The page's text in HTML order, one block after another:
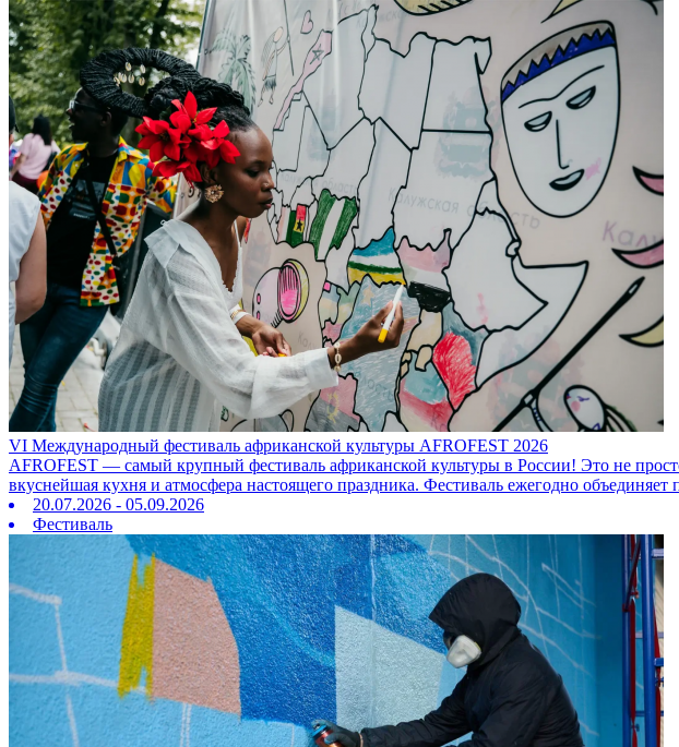
VI Международный фестиваль африканской культуры AFROFEST 2026
AFROFEST — самый крупный фестиваль африканской культуры в России! Это не
вкуснейшая кухня и атмосфера настоящего праздника. Фестиваль ежегодно объединяет
20.07.2026 - 05.09.2026
Фестиваль